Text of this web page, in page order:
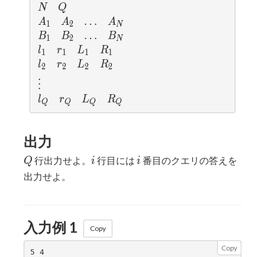
N
N Q
Q
A_1
A1 A_2
A2 \ldots
… A_N
AN
B_1
B1 B_2
B2 \ldots
… B_N
BN
l_1
l1 r_1
r1 L_1
L1 R_1
R1
l_2
l2 r_2
r2 L_2
L2 R_2
R2
\vdots
⋮
l_Q
lQ r_Q
rQ L_Q
LQ R_Q
RQ
出力
Q
Q 行出力せよ。 i
i 行目には i
i 番目のクエリの答えを
出力せよ。
入力例 1 Copy
Copy
5 4